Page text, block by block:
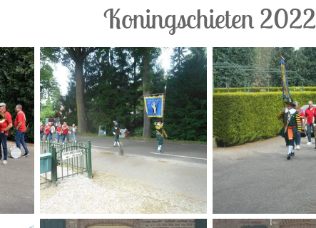
Koningschieten 2022